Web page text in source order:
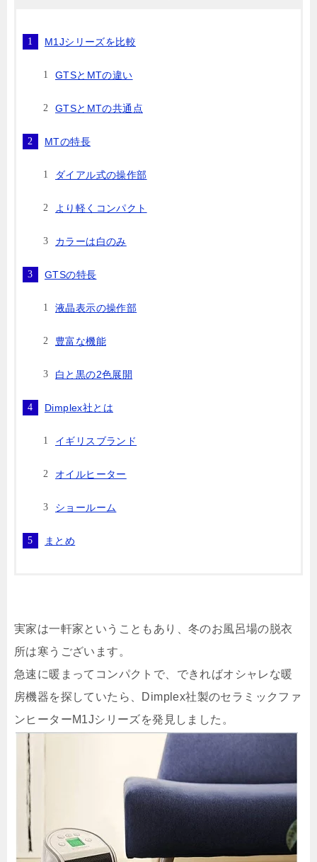
M1Jシリーズを比較
GTSとMTの違い
GTSとMTの共通点
MTの特長
ダイアル式の操作部
より軽くコンパクト
カラーは白のみ
GTSの特長
液晶表示の操作部
豊富な機能
白と黒の2色展開
Dimplex社とは
イギリスブランド
オイルヒーター
ショールーム
まとめ
実家は一軒家ということもあり、冬のお風呂場の脱衣
所は寒うございます。
急速に暖まってコンパクトで、できればオシャレな暖
房機器を探していたら、Dimplex社製のセラミックファ
ンヒーターM1Jシリーズを発見しました。